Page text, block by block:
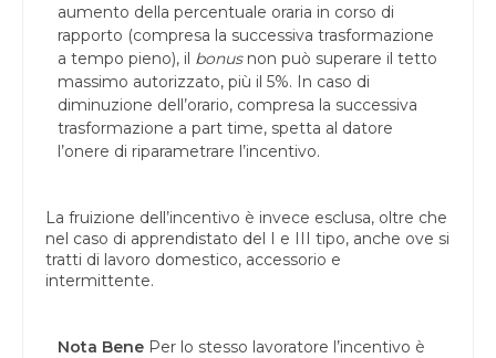
aumento della percentuale oraria in corso di
rapporto (compresa la successiva trasformazione
a tempo pieno), il bonusnon può superare il tetto
massimo autorizzato, più il 5%. In caso di
diminuzione dell’orario, compresa la successiva
trasformazione a part time, spetta al datore
l’onere di riparametrare l’incentivo.
La fruizione dell’incentivo è invece esclusa, oltre che
nel caso di apprendistato del I e III tipo, anche ove si
tratti di lavoro domestico, accessorio e
intermittente.
Nota BenePer lo stesso lavoratore l’incentivo è